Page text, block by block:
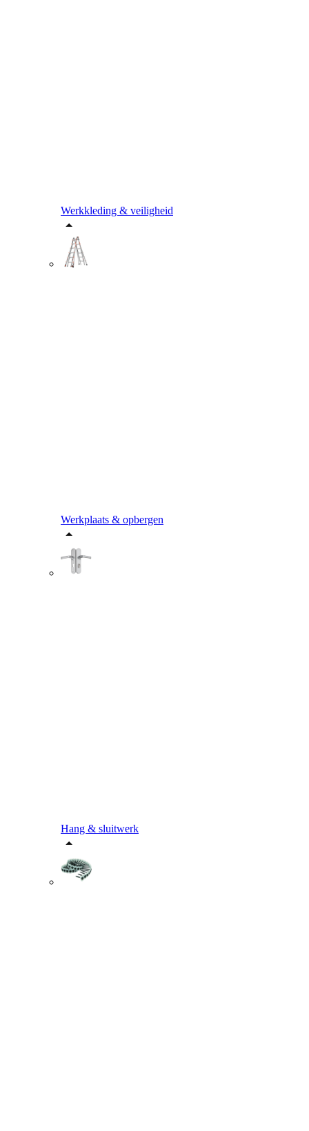
Werkkleding & veiligheid
Werkplaats & opbergen
Hang & sluitwerk